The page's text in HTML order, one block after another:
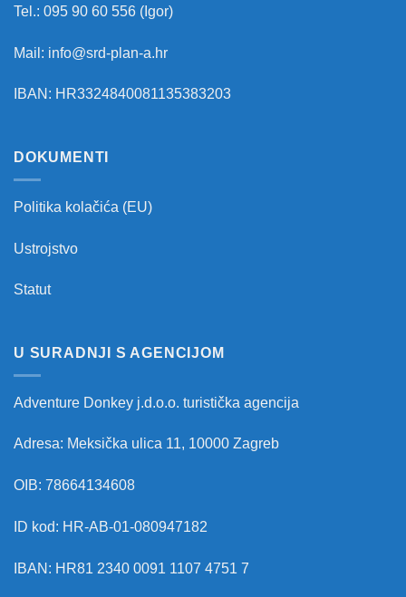
Tel.: 095 90 60 556 (Igor)
Mail: info@srd-plan-a.hr
IBAN: HR3324840081135383203
DOKUMENTI
Politika kolačića (EU)
Ustrojstvo
Statut
U SURADNJI S AGENCIJOM
Adventure Donkey j.d.o.o. turistička agencija
Adresa: Meksička ulica 11, 10000 Zagreb
OIB: 78664134608
ID kod: HR-AB-01-080947182
IBAN: HR81 2340 0091 1107 4751 7